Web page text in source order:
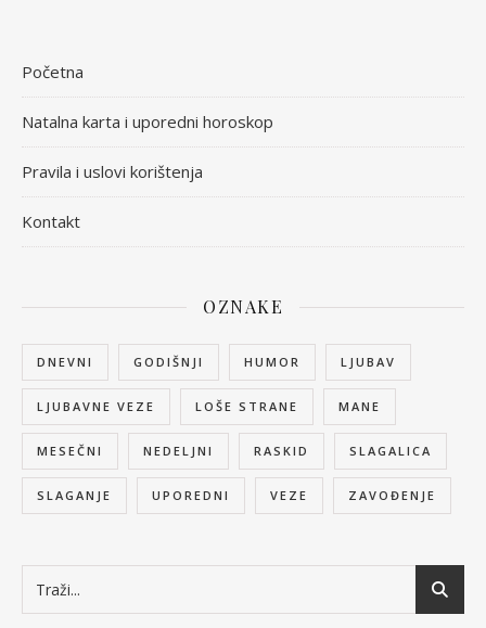
Početna
Natalna karta i uporedni horoskop
Pravila i uslovi korištenja
Kontakt
OZNAKE
DNEVNI GODIŠNJI HUMOR LJUBAV
LJUBAVNE VEZE LOŠE STRANE MANE
MESEČNI NEDELJNI RASKID SLAGALICA
SLAGANJE UPOREDNI VEZE ZAVOĐENJE